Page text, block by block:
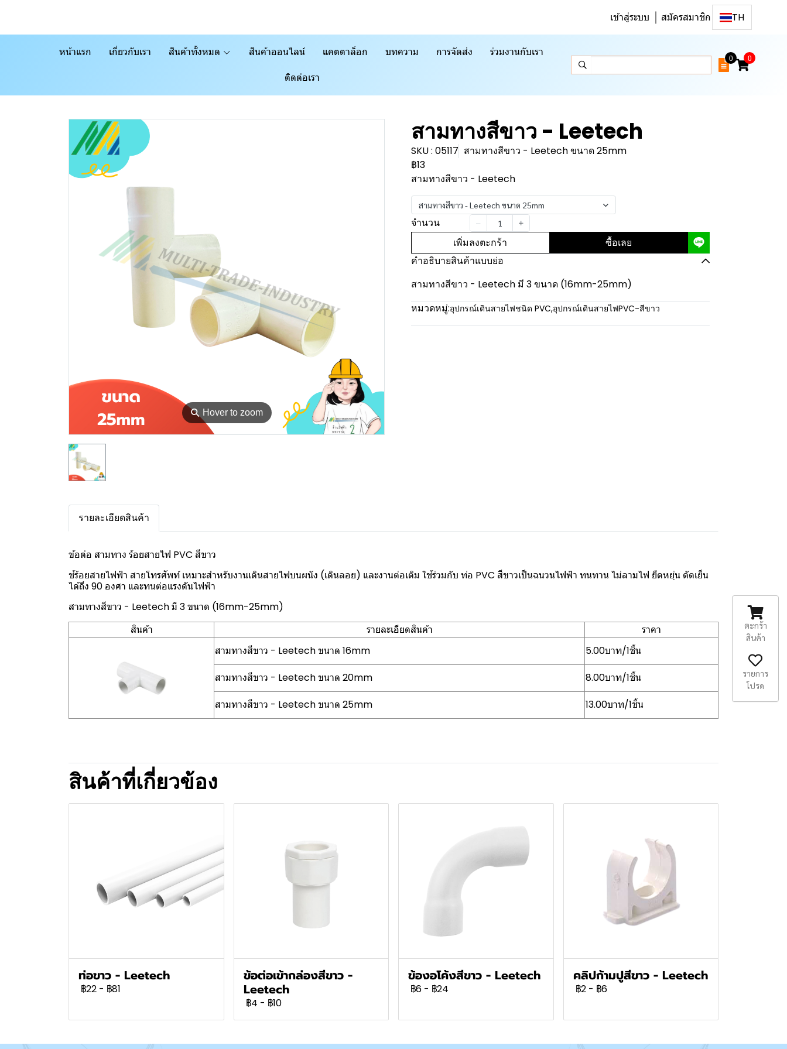
เข้าสู่ระบบ สมัครสมาชิก TH
หน้าแรก เกี่ยวกับเรา สินค้าทั้งหมด สินค้าออนไลน์ แคตตาล็อก บทความ การจัดส่ง ร่วมงานกับเรา
ติดต่อเรา
0 0
⚲ Hover to zoom
สามทางสีขาว - Leetech
SKU : 05117 สามทางสีขาว - Leetech ขนาด 25mm
฿13
สามทางสีขาว - Leetech
สามทางสีขาว - Leetech ขนาด 25mm
จำนวน
เพิ่มลงตะกร้า ซื้อเลย
คำอธิบายสินค้าแบบย่อ
สามทางสีขาว - Leetech มี 3 ขนาด (16mm-25mm)
หมวดหมู่:อุปกรณ์เดินสายไฟชนิด PVC,อุปกรณ์เดินสายไฟPVC-สีขาว
รายละเอียดสินค้า
ข้อต่อ สามทาง ร้อยสายไฟ PVC สีขาว
ช้ร้อยสายไฟฟ้า สายโทรศัพท์ เหมาะสำหรับงานเดินสายไฟบนผนัง (เดินลอย) และงานต่อเติม ใช้ร่วมกับ ท่อ PVC สีขาวเป็นฉนวนไฟฟ้า ทนทาน ไม่ลามไฟ ยืดหยุ่น ดัดเย็น
ได้ถึง 90 องศา และทนต่อแรงดันไฟฟ้า
สามทางสีขาว - Leetech มี 3 ขนาด (16mm-25mm)
สินค้า
รายละเอียดสินค้า
ราคา
สามทางสีขาว - Leetech ขนาด 16mm
5.00บาท/1ชิ้น
สามทางสีขาว - Leetech ขนาด 20mm
8.00บาท/1ชิ้น
สามทางสีขาว - Leetech ขนาด 25mm
13.00บาท/1ชิ้น
สินค้าที่เกี่ยวข้อง
ท่อขาว - Leetech
฿22 - ฿81
ข้อต่อเข้ากล่องสีขาว -
Leetech
฿4 - ฿10
ข้องอโค้งสีขาว - Leetech
฿6 - ฿24
คลิปก้ามปูสีขาว - Leetech
฿2 - ฿6
ตะกร้า
สินค้า
รายการ
โปรด